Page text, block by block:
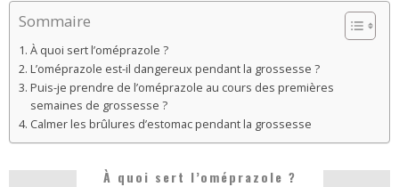
Sommaire
À quoi sert l’oméprazole ?
L’oméprazole est-il dangereux pendant la grossesse ?
Puis-je prendre de l’oméprazole au cours des premières
semaines de grossesse ?
Calmer les brûlures d’estomac pendant la grossesse
À quoi sert l’oméprazole ?